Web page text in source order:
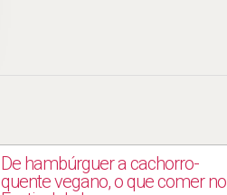
De hambúrguer a cachorro-
quente vegano, o que comer no